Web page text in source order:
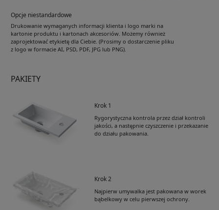
Opcje niestandardowe
Drukowanie wymaganych informacji klienta i logo marki na
kartonie produktu i kartonach akcesoriów. Możemy również
zaprojektować etykietę dla Ciebie. (Prosimy o dostarczenie pliku
z logo w formacie AI, PSD, PDF, JPG lub PNG).
PAKIETY
Krok 1
Rygorystyczna kontrola przez dział kontroli
jakości, a następnie czyszczenie i przekazanie
do działu pakowania.
Krok 2
Najpierw umywalka jest pakowana w worek
bąbelkowy w celu pierwszej ochrony.